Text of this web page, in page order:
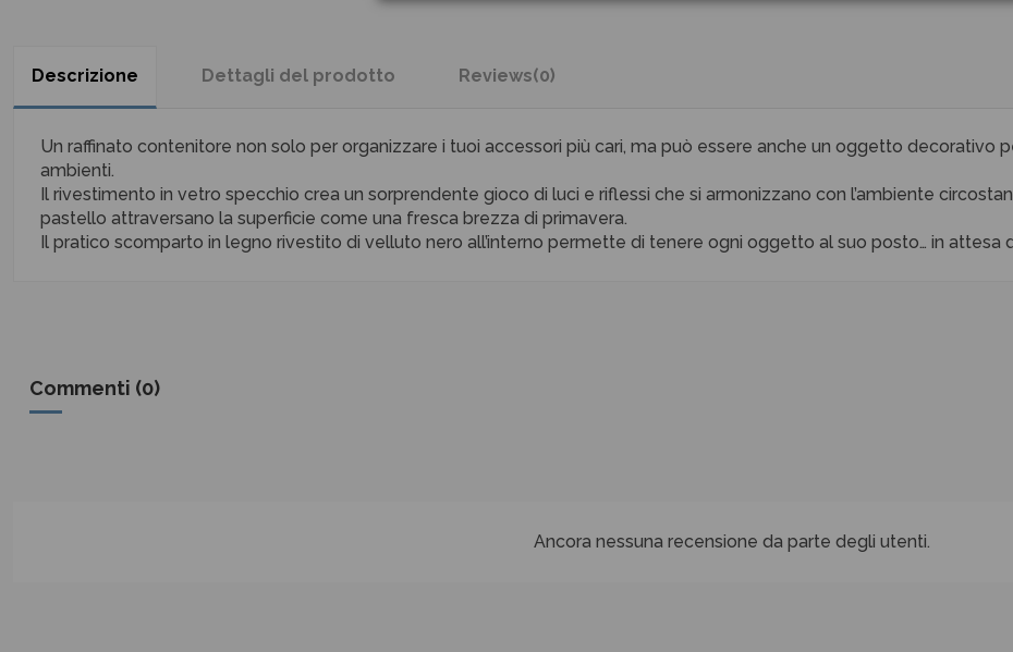
Descrizione Dettagli del prodotto Reviews(0)
Un raffinato contenitore non solo per organizzare i tuoi accessori più cari, ma può essere anche un oggetto decorativo
ambienti.
Il rivestimento in vetro specchio crea un sorprendente gioco di luci e riflessi che si armonizzano con l’ambiente
pastello attraversano la superficie come una fresca brezza di primavera.
Il pratico scomparto in legno rivestito di velluto nero all’interno permette di tenere ogni oggetto al suo posto… in attesa
Commenti (0)
Ancora nessuna recensione da parte degli utenti.